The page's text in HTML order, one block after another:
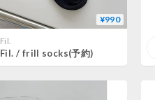
¥990
Fil.
Fil. / frill socks(予約)